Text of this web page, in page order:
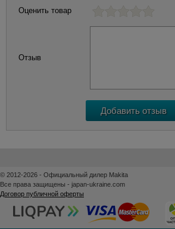
Оценить товар
Отзыв
© 2012-2026 - Официальный дилер Makita
Все права защищены - japan-ukraine.com
Договор публичной оферты